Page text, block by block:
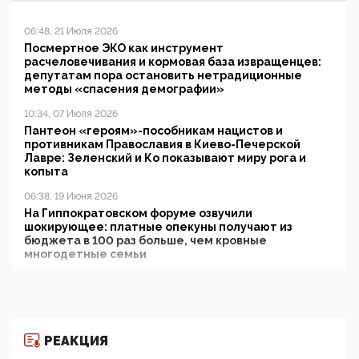
06:48, 21 Июля 2026
Посмертное ЭКО как инструмент
расчеловечивания и кормовая база извращенцев:
депутатам пора остановить нетрадиционные
методы «спасения демографии»
10:34, 07 Июля 2026
Пантеон «героям»-пособникам нацистов и
противникам Православия в Киево-Печерской
Лавре: Зеленский и Ко показывают миру рога и
копыта
06:38, 19 Июня 2026
На Гиппократовском форуме озвучили
шокирующее: платные опекуны получают из
бюджета в 100 раз больше, чем кровные
многодетные семьи
11:53, 09 Июня 2026
РЕАКЦИЯ